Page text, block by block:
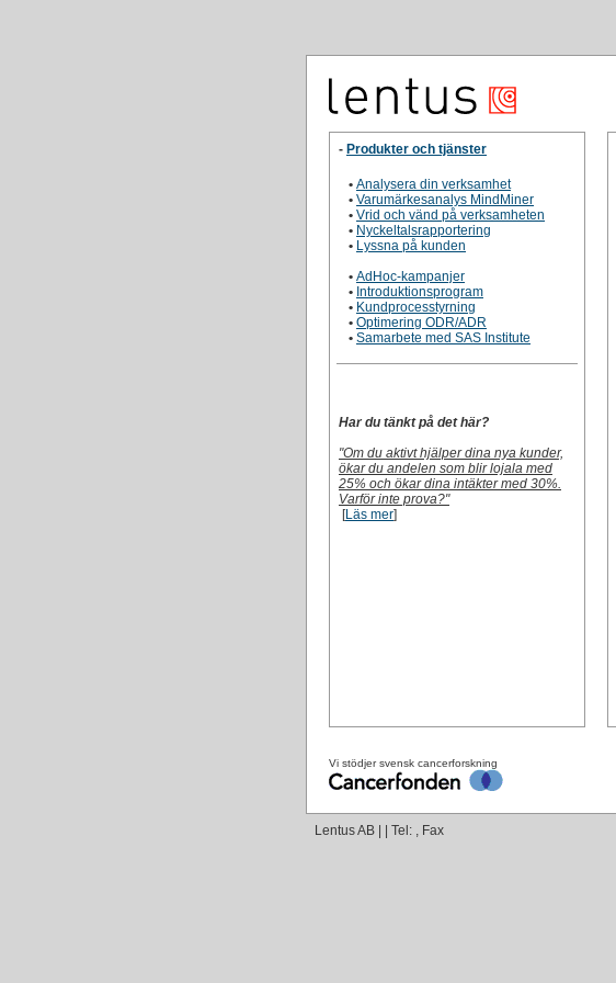
- Produkter och tjänster
• Analysera din verksamhet
• Varumärkesanalys MindMiner
• Vrid och vänd på verksamheten
• Nyckeltalsrapportering
• Lyssna på kunden
• AdHoc-kampanjer
• Introduktionsprogram
• Kundprocesstyrning
• Optimering ODR/ADR
• Samarbete med SAS Institute
Har du tänkt på det här?
"Om du aktivt hjälper dina nya kunder,
ökar du andelen som blir lojala med
25% och ökar dina intäkter med 30%.
Varför inte prova?"
[Läs mer]
Vi stödjer svensk cancerforskning
Lentus AB | | Tel: , Fax